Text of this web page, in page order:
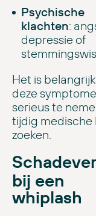
Psychische
klachten:
depressie of
Het is
deze
serieus te
tijdig medische
zoeken.
bij een
whiplash